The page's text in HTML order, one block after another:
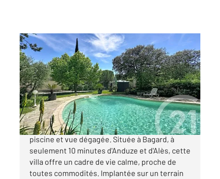
BAGARD 30
182,54 m 2, 6 pièces
Ref : 128
Maison à vendre
495 000 €
Coup de cœur assuré pour cette villa avec
piscine et vue dégagée. Située à Bagard, à
seulement 10 minutes d'Anduze et d'Alès, cette
villa offre un cadre de vie calme, proche de
toutes commodités. Implantée sur un terrain